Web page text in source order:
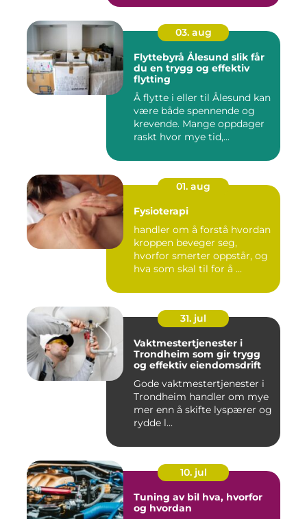
03. aug
Flyttebyrå Ålesund slik får
du en trygg og effektiv
flytting
Å flytte i eller til Ålesund kan
være både spennende og
krevende. Mange oppdager
raskt hvor mye tid,...
01. aug
Fysioterapi
handler om å forstå hvordan
kroppen beveger seg,
hvorfor smerter oppstår, og
hva som skal til for å ...
31. jul
Vaktmestertjenester i
Trondheim som gir trygg
og effektiv eiendomsdrift
Gode vaktmestertjenester i
Trondheim handler om mye
mer enn å skifte lyspærer og
rydde l...
10. jul
Tuning av bil hva, hvorfor
og hvordan